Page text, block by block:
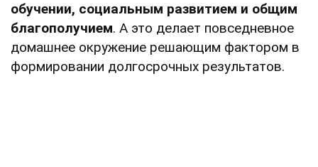
обучении, социальным развитием и общим
благополучием. А это делает повседневное
домашнее окружение решающим фактором в
формировании долгосрочных результатов.